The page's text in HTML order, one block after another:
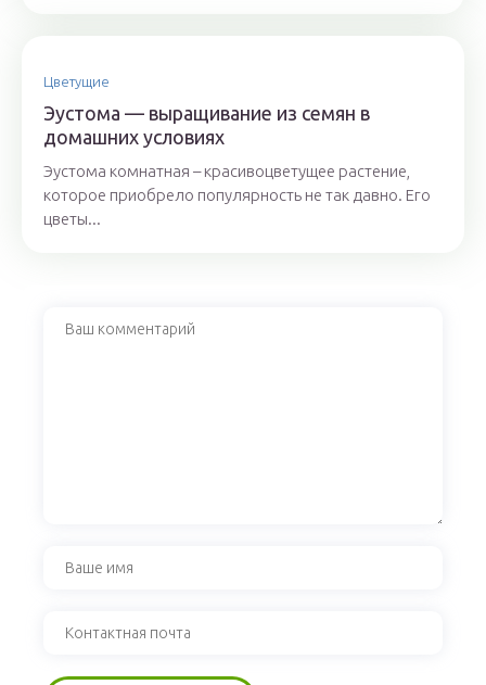
Цветущие
Эустома — выращивание из семян в
домашних условиях
Эустома комнатная – красивоцветущее растение,
которое приобрело популярность не так давно. Его
цветы...